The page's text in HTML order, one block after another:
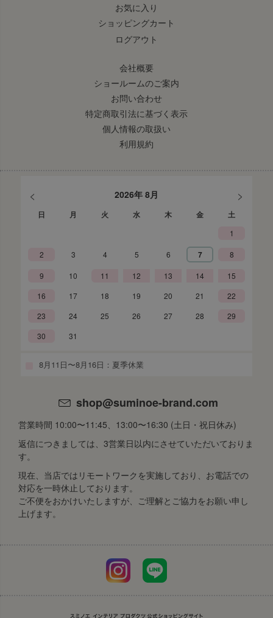
お気に入り
ショッピングカート
ログアウト
会社概要
ショールームのご案内
お問い合わせ
特定商取引法に基づく表示
個人情報の取扱い
利用規約
< 2026年 8月 >
日 月 火 水 木 金 土
1
2 3 4 5 6 7 8
9 10 11 12 13 14
15
16
17 18 19 20 21
22
23
24 25 26 27 28
29
30
31
8月11日〜8月16日：夏季休業
shop@suminoe-brand.com
営業時間 10:00〜11:45、13:00〜16:30 (土日・祝日休み)
返信につきましては、3営業日以内にさせていただいておりま
す。
現在、当店ではリモートワークを実施しており、お電話での
対応を一時休止しております。
ご不便をおかけいたしますが、ご理解とご協力をお願い申し
上げます。